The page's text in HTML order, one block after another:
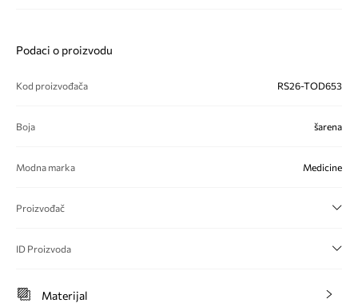
Podaci o proizvodu
Kod proizvođača RS26-TOD653
Boja šarena
Modna marka Medicine
Proizvođač
ID Proizvoda
Materijal